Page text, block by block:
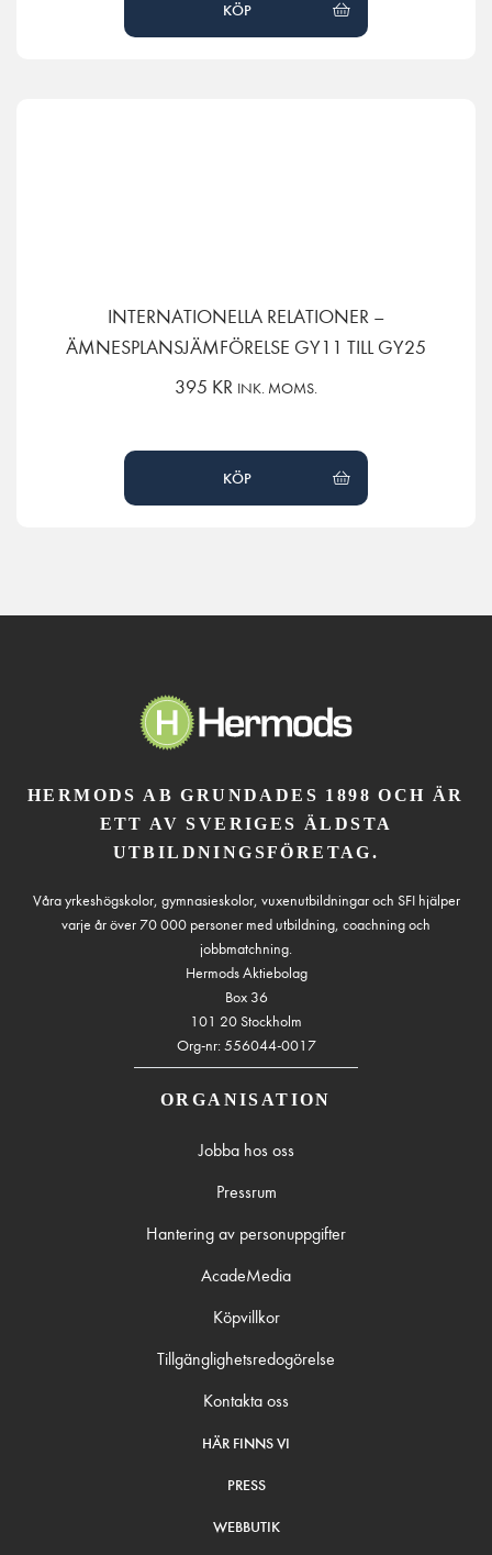
KÖP
INTERNATIONELLA RELATIONER –
ÄMNESPLANSJÄMFÖRELSE GY11 TILL GY25
395 KR INK. MOMS.
KÖP
HERMODS AB GRUNDADES 1898 OCH ÄR
ETT AV SVERIGES ÄLDSTA
UTBILDNINGSFÖRETAG.
Våra yrkeshögskolor, gymnasieskolor, vuxenutbildningar och SFI hjälper
varje år över 70 000 personer med utbildning, coachning och
jobbmatchning.
Hermods Aktiebolag
Box 36
101 20 Stockholm
Org-nr: 556044-0017
ORGANISATION
Jobba hos oss
Pressrum
Hantering av personuppgifter
AcadeMedia
Köpvillkor
Tillgänglighetsredogörelse
Kontakta oss
HÄR FINNS VI
PRESS
WEBBUTIK